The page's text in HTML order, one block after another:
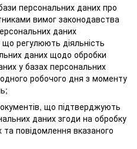
персональних даних про
вимог законодавства
даних
що регулюють діяльність
даних щодо обробки
у базах персональних
робочого дня з моменту
що підтверджують
даних згоди на обробку
повідомлення вказаного